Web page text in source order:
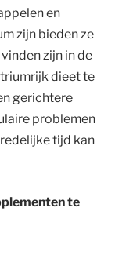
en
zijn bieden ze
zijn in de
dieet te
gerichtere
problemen
tijd kan
te